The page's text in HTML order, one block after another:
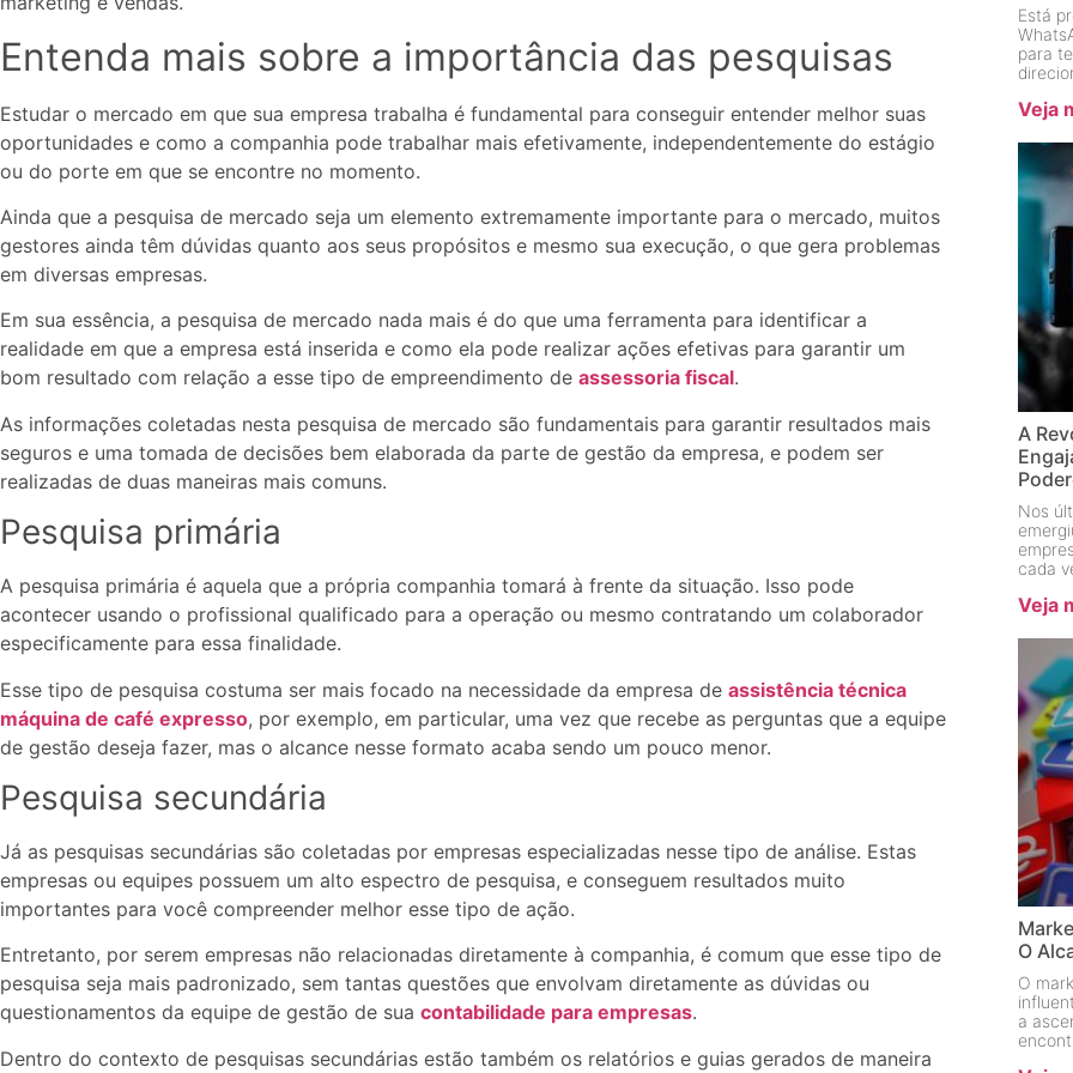
Entenda mais sobre a importância das pesquisas
Estudar o mercado em que sua empresa trabalha é fundamental para conseguir entender melhor suas
oportunidades e como a companhia pode trabalhar mais efetivamente, independentemente do estágio
ou do porte em que se encontre no momento.
Ainda que a pesquisa de mercado seja um elemento extremamente importante para o mercado, muitos
gestores ainda têm dúvidas quanto aos seus propósitos e mesmo sua execução, o que gera problemas
em diversas empresas.
Em sua essência, a pesquisa de mercado nada mais é do que uma ferramenta para identificar a
realidade em que a empresa está inserida e como ela pode realizar ações efetivas para garantir um
bom resultado com relação a esse tipo de empreendimento de assessoria fiscal.
As informações coletadas nesta pesquisa de mercado são fundamentais para garantir resultados mais
seguros e uma tomada de decisões bem elaborada da parte de gestão da empresa, e podem ser
realizadas de duas maneiras mais comuns.
Pesquisa primária
A pesquisa primária é aquela que a própria companhia tomará à frente da situação. Isso pode
acontecer usando o profissional qualificado para a operação ou mesmo contratando um colaborador
especificamente para essa finalidade.
Esse tipo de pesquisa costuma ser mais focado na necessidade da empresa de assistência técnica
máquina de café expresso, por exemplo, em particular, uma vez que recebe as perguntas que a equipe
de gestão deseja fazer, mas o alcance nesse formato acaba sendo um pouco menor.
Pesquisa secundária
Já as pesquisas secundárias são coletadas por empresas especializadas nesse tipo de análise. Estas
empresas ou equipes possuem um alto espectro de pesquisa, e conseguem resultados muito
importantes para você compreender melhor esse tipo de ação.
Entretanto, por serem empresas não relacionadas diretamente à companhia, é comum que esse tipo de
pesquisa seja mais padronizado, sem tantas questões que envolvam diretamente as dúvidas ou
questionamentos da equipe de gestão de sua contabilidade para empresas.
Dentro do contexto de pesquisas secundárias estão também os relatórios e guias gerados de maneira
Está
para
Veja
A
Nos
cada
Veja
O
O
a